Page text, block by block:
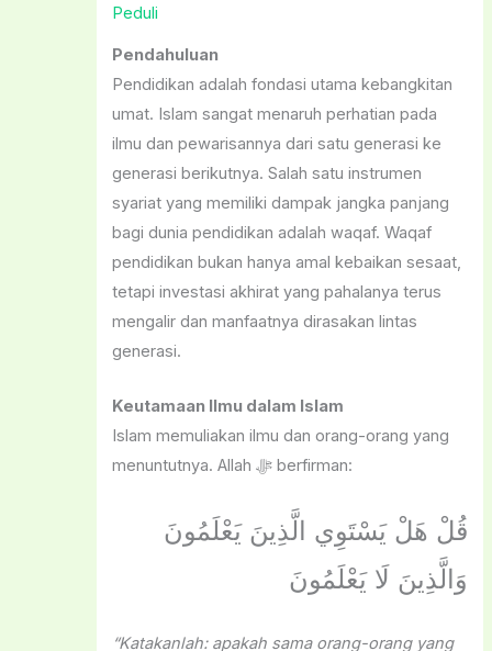
Peduli
Pendahuluan
Pendidikan adalah fondasi utama kebangkitan
umat. Islam sangat menaruh perhatian pada
ilmu dan pewarisannya dari satu generasi ke
generasi berikutnya. Salah satu instrumen
syariat yang memiliki dampak jangka panjang
bagi dunia pendidikan adalah waqaf. Waqaf
pendidikan bukan hanya amal kebaikan sesaat,
tetapi investasi akhirat yang pahalanya terus
mengalir dan manfaatnya dirasakan lintas
generasi.
Keutamaan Ilmu dalam Islam
Islam memuliakan ilmu dan orang-orang yang
menuntutnya. Allah ﷻ berfirman:
قُلْ هَلْ يَسْتَوِي الَّذِينَ يَعْلَمُونَ
وَالَّذِينَ لَا يَعْلَمُونَ
“Katakanlah: apakah sama orang-orang yang